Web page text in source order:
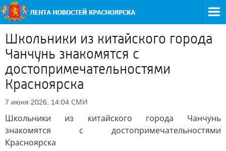
Школьники из китайского города
Чанчунь знакомятся с
достопримечательностями
Красноярска
7 июня 2026, 14:04 СМИ
Школьники из китайского города Чанчунь
знакомятся с достопримечательностями
Красноярска